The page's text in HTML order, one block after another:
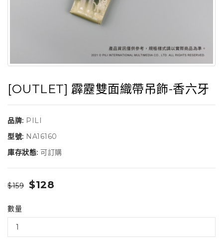
[OUTLET] 霹靂雙面織帶吊飾-香六牙
品牌: PILI
型號: NA16160
庫存狀態: 可訂購
$159 $128
數量